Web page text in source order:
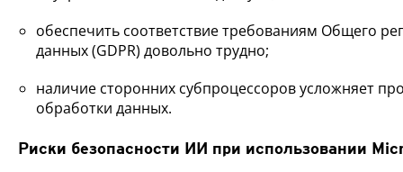
обеспечить соответствие требованиям Общего
данных (GDPR) довольно трудно;
наличие сторонних субпроцессоров усложняет
обработки данных.
Риски безопасности ИИ при использовании